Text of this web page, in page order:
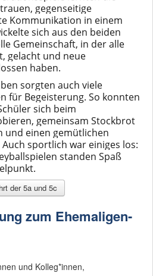
gegenseitige
Kommunikation in einem
sich aus den beiden
Gemeinschaft, in der alle
gelacht und neue
haben.
sorgten auch viele
für Begeisterung. So konnten
sich beim
gemeinsam Stockbrot
und einen gemütlichen
sportlich war einiges los:
standen Spaß
der 5a und 5c
zum Ehemaligen-
und Kolleg*innen,